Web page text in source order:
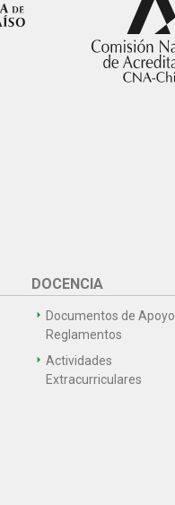
DOCENCIA
Documentos de
Reglamentos
Actividades
Extracurriculares